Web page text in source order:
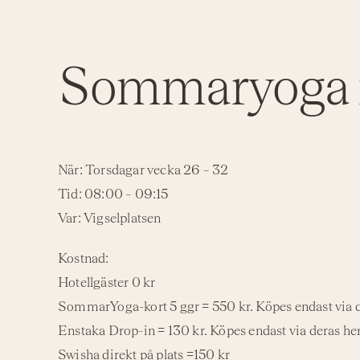
När: Torsdagar vecka 26 – 32
Tid: 08:00 – 09:15
Var: Vigselplatsen
Kostnad:
Hotellgäster 0 kr
SommarYoga-kort 5 ggr = 550 kr. Köpes endast
Enstaka Drop-in = 130 kr. Köpes endast via deras
Swisha direkt på plats =150 kr